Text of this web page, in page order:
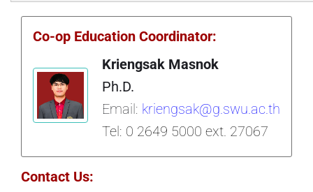
Co-op Education Coordinator:
Kriengsak Masnok
Ph.D.
Email: kriengsak@g.swu.ac.th
Tel: 0 2649 5000 ext. 27067
Contact Us: